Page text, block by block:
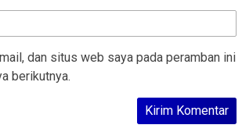
dan situs web saya pada peramban ini
berikutnya.